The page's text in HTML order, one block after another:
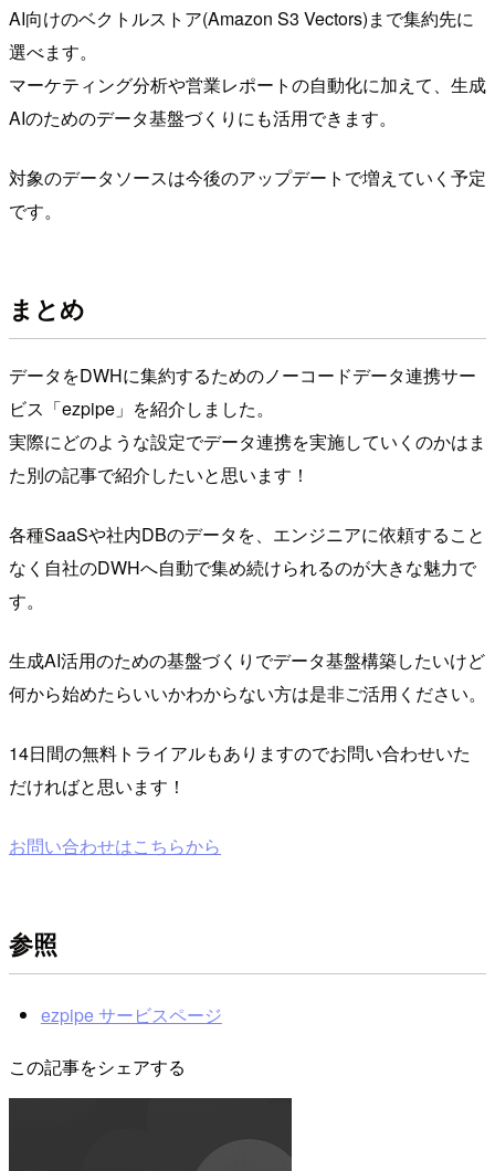
AI向けのベクトルストア(Amazon S3 Vectors)まで集約先に
選べます。
マーケティング分析や営業レポートの自動化に加えて、生成
AIのためのデータ基盤づくりにも活用できます。
対象のデータソースは今後のアップデートで増えていく予定
です。
まとめ
データをDWHに集約するためのノーコードデータ連携サー
ビス「ezpipe」を紹介しました。
実際にどのような設定でデータ連携を実施していくのかはま
た別の記事で紹介したいと思います！
各種SaaSや社内DBのデータを、エンジニアに依頼すること
なく自社のDWHへ自動で集め続けられるのが大きな魅力で
す。
生成AI活用のための基盤づくりでデータ基盤構築したいけど
何から始めたらいいかわからない方は是非ご活用ください。
14日間の無料トライアルもありますのでお問い合わせいた
だければと思います！
お問い合わせはこちらから
参照
ezpipe サービスページ
この記事をシェアする